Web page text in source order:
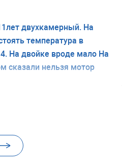
двухкамерный. На
температура в
На двойке вроде мало На
сказали нельзя мотор